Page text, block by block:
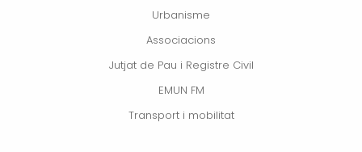
Urbanisme
Associacions
Jutjat de Pau i Registre Civil
EMUN FM
Transport i mobilitat